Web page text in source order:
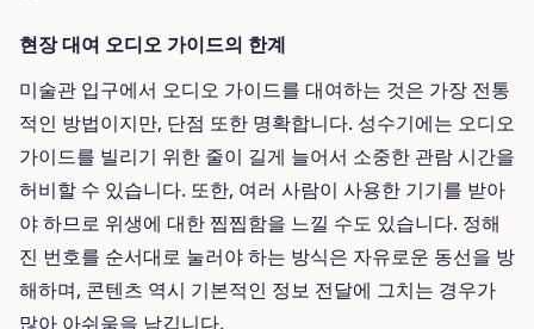
현장 대여 오디오 가이드의 한계
미술관 입구에서 오디오 가이드를 대여하는 것은 가장 전통
적인 방법이지만, 단점 또한 명확합니다. 성수기에는 오디오
가이드를 빌리기 위한 줄이 길게 늘어서 소중한 관람 시간을
허비할 수 있습니다. 또한, 여러 사람이 사용한 기기를 받아
야 하므로 위생에 대한 찝찝함을 느낄 수도 있습니다. 정해
진 번호를 순서대로 눌러야 하는 방식은 자유로운 동선을 방
해하며, 콘텐츠 역시 기본적인 정보 전달에 그치는 경우가
많아 아쉬움을 남깁니다.